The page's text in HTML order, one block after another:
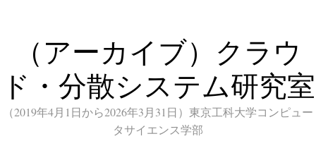
（アーカイブ）クラウ
ド・分散システム研究室
（2019年4月1日から2026年3月31日）東京工科大学コンピュー
タサイエンス学部